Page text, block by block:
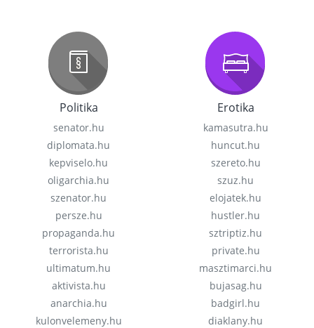
Politika
senator.hu
diplomata.hu
kepviselo.hu
oligarchia.hu
szenator.hu
persze.hu
propaganda.hu
terrorista.hu
ultimatum.hu
aktivista.hu
anarchia.hu
kulonvelemeny.hu
Erotika
kamasutra.hu
huncut.hu
szereto.hu
szuz.hu
elojatek.hu
hustler.hu
sztriptiz.hu
private.hu
masztimarci.hu
bujasag.hu
badgirl.hu
diaklany.hu